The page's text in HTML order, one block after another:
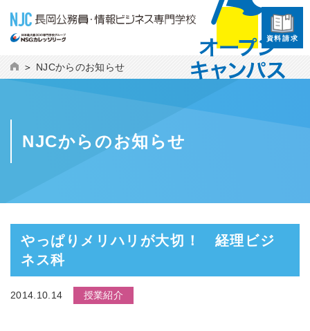
資料請求
NJCからのお知らせ
NJCからのお知らせ
やっぱりメリハリが大切！ 経理ビジ
ネス科
2014.10.14 授業紹介